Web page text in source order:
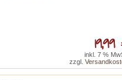
inkl. 7 %
zzgl.